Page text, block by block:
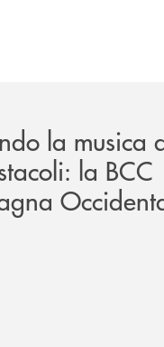
la musica
la BCC
al progetto